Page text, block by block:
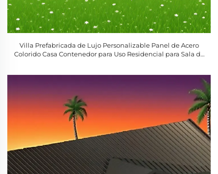
Villa Prefabricada de Lujo Personalizable Panel de Acero
Colorido Casa Contenedor para Uso Residencial para Sala de